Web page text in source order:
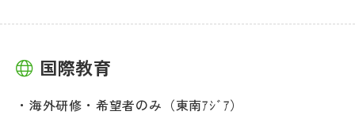
国際教育
海外研修・希望者のみ（東南ｱｼﾞｱ）